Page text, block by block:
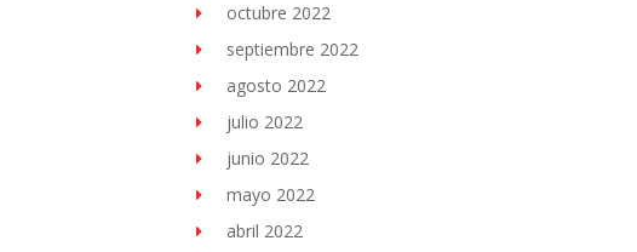
octubre 2022
septiembre 2022
agosto 2022
julio 2022
junio 2022
mayo 2022
abril 2022